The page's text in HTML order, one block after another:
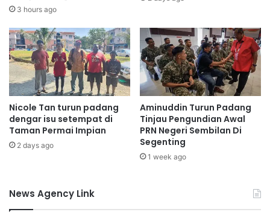
m
i
l
a
n
,
U
s
a
h
a
A
b
S
i
m
S
r
i
L
i
n
d
K
a
3 hours ago
Nicole Tan turun padang
dengar isu setempat di
Taman Permai Impian
2 days ago
Aminuddin Turun Padang
Tinjau Pengundian Awal
PRN Negeri Sembilan Di
Segenting
1 week ago
News Agency Link